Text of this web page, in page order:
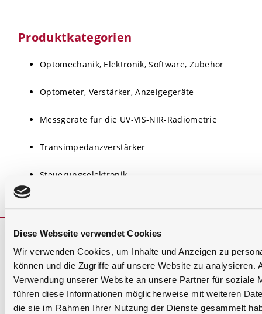
Diese Webseite verwendet Cookies
Wir verwenden Cookies, um Inhalte und Anzeigen zu
können und die Zugriffe auf unsere Website zu analysieren.
Verwendung unserer Website an unsere Partner für soziale
führen diese Informationen möglicherweise mit weiteren
die sie im Rahmen Ihrer Nutzung der Dienste gesammelt
Produktkategorien
Optomechanik, Elektronik, Software, Zubehör
Optometer, Verstärker, Anzeigegeräte
Messgeräte für die UV-VIS-NIR-Radiometrie
Transimpedanzverstärker
Steuerungselektronik
Weitere Informationen und Kontakt
+49 (0) 8193 93700-0